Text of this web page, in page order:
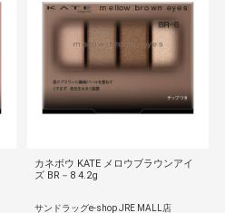
カネボウ KATE メロウブラウンアイ
ズ BR－8 4.2g
サンドラッグe-shop JRE MALL店